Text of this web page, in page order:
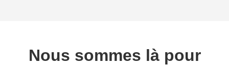
Nous sommes là pour